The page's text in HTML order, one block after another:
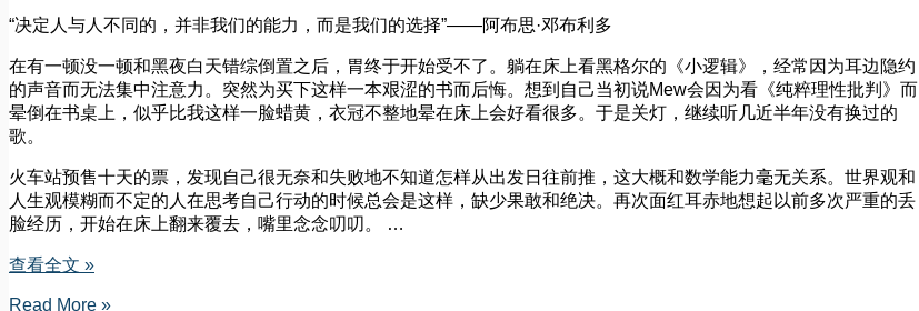
“决定人与人不同的，并非我们的能力，而是我们的选择”——阿布思·邓布利多
在有一顿没一顿和黑夜白天错综倒置之后，胃终于开始受不了。躺在床上看黑格尔的《小逻辑》，经常因为耳边隐约
的声音而无法集中注意力。突然为买下这样一本艰涩的书而后悔。想到自己当初说Mew会因为看《纯粹理性批判》而
晕倒在书桌上，似乎比我这样一脸蜡黄，衣冠不整地晕在床上会好看很多。于是关灯，继续听几近半年没有换过的
歌。
火车站预售十天的票，发现自己很无奈和失败地不知道怎样从出发日往前推，这大概和数学能力毫无关系。世界观和
人生观模糊而不定的人在思考自己行动的时候总会是这样，缺少果敢和绝决。再次面红耳赤地想起以前多次严重的丢
脸经历，开始在床上翻来覆去，嘴里念念叨叨。 …
唯
查看全文 »
唯
Read More »